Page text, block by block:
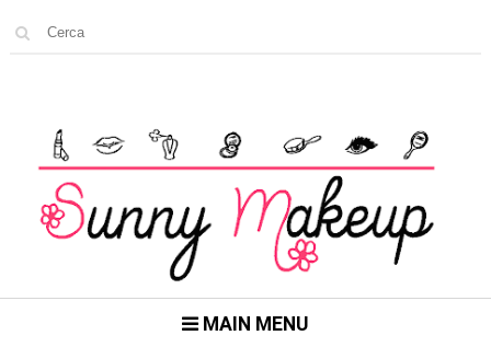
MAIN MENU